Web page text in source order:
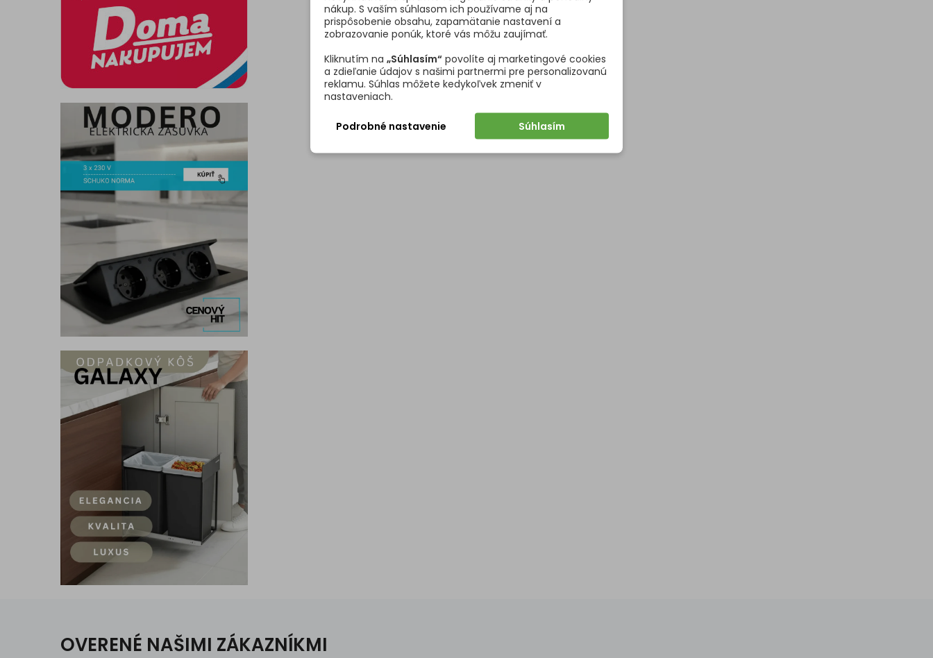
OVERENÉ NAŠIMI ZÁKAZNÍKMI
nákup. S vaším súhlasom ich používame aj na
prispôsobenie obsahu, zapamätanie nastavení a
zobrazovanie ponúk, ktoré vás môžu zaujímať.
Kliknutím na „Súhlasím“ povolíte aj marketingové cookies
a zdieľanie údajov s našimi partnermi pre personalizovanú
reklamu. Súhlas môžete kedykoľvek zmeniť v
nastaveniach.
Podrobné nastavenie Súhlasím